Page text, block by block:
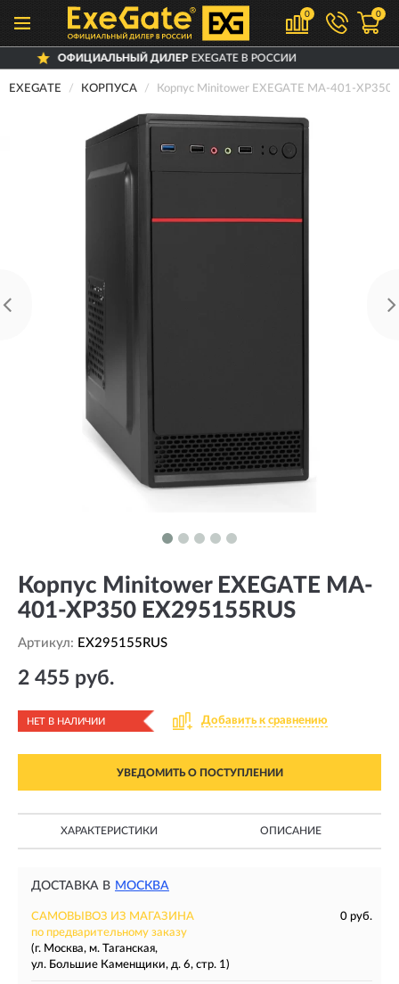
0 0
ДИЛЕРEXEGATE В РОССИИ
EXEGATE КОРПУСА Корпус Minitower EXEGATE MA-401-XP350
Корпус Minitower EXEGATE MA-
401-XP350 EX295155RUS
Артикул: EX295155RUS
2 455 руб.
НЕТ В НАЛИЧИИ Добавить к сравнению
УВЕДОМИТЬ О ПОСТУПЛЕНИИ
ХАРАКТЕРИСТИКИ ОПИСАНИЕ
ДОСТАВКА В МОСКВА
САМОВЫВОЗ ИЗ МАГАЗИНА
0 руб.
по предварительному заказу
(г. Москва, м. Таганская,
ул. Большие Каменщики, д. 6, стр. 1)